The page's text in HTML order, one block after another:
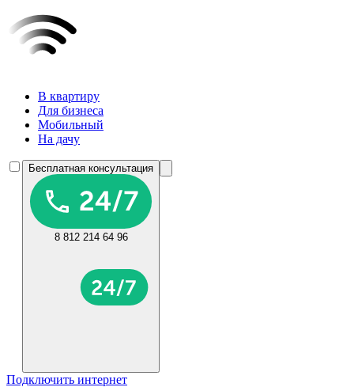
В квартиру
Для бизнеса
Мобильный
На дачу
Бесплатная консультация
8 812 214 64 96
Подключить интернет